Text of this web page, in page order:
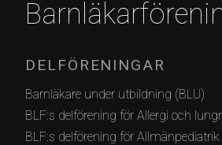
DELFÖRENINGAR
Barnläkare under utbildning (BLU)
BLF:s delförening för Allergi och
BLF:s delförening för